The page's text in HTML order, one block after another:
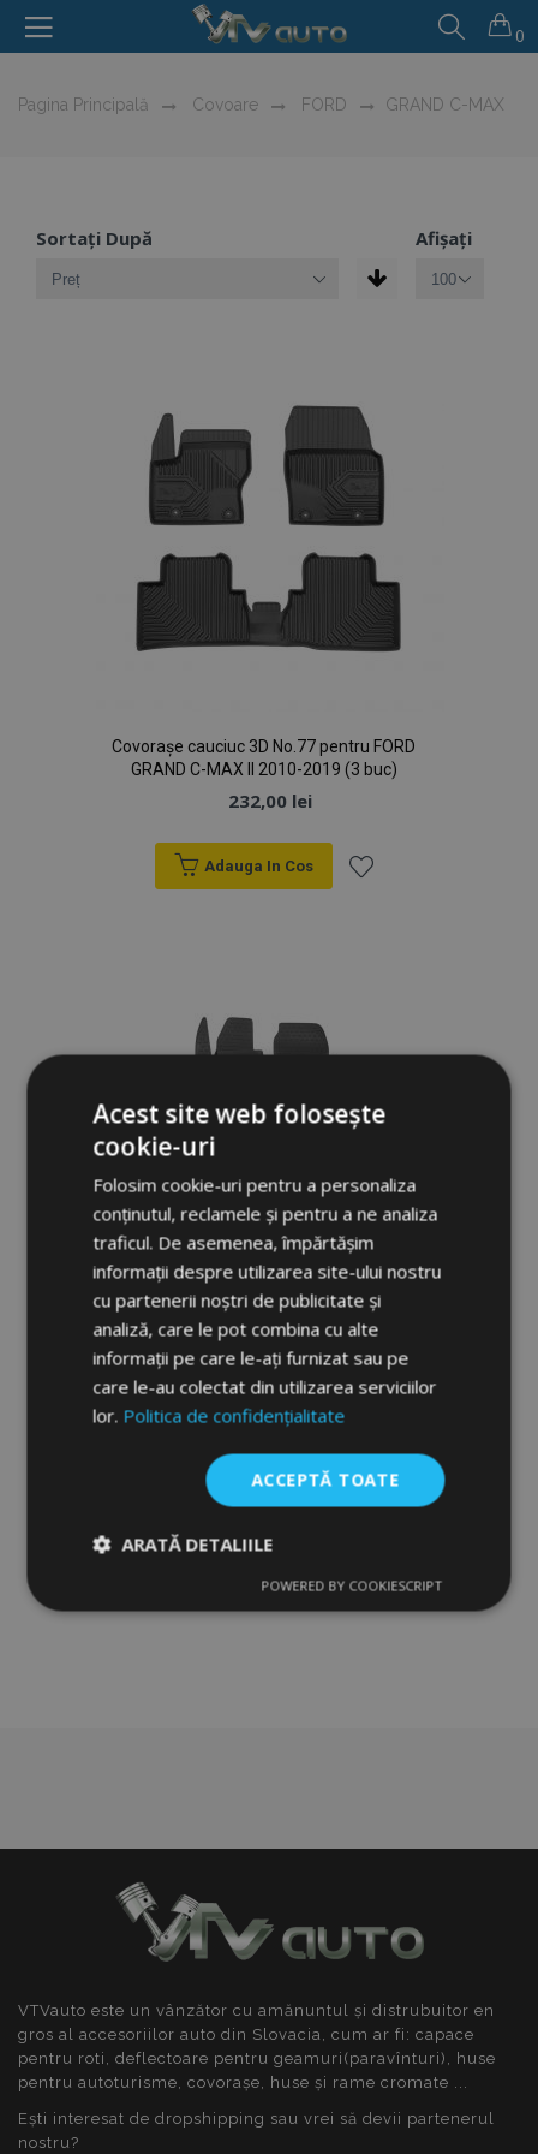
0
Pagina Principală Covoare FORD GRAND C-MAX
Sortați După Afișați
Covorașe cauciuc 3D No.77 pentru FORD
GRAND C-MAX II 2010-2019 (3 buc)
232,00 lei
Adauga In Cos
Covoare cauciuc pentru FORD GRAND C-
MAX 2010-up 5 buc
238,00 lei
Adauga In Cos
de
VTVauto este un vânzător cu amănuntul și distrubuitor en
gros al accesoriilor auto din Slovacia, cum ar fi: capace
pentru roti, deflectoare pentru geamuri(paravînturi), huse
pentru autoturisme, covorașe, huse și rame cromate ...
Ești interesat de dropshipping sau vrei să devii partenerul
nostru?
Acest site web folosește
cookie-uri
Folosim cookie-uri pentru a personaliza
conținutul, reclamele și pentru a ne analiza
traficul. De asemenea, împărtășim
informații despre utilizarea site-ului nostru
cu partenerii noștri de publicitate și
analiză, care le pot combina cu alte
informații pe care le-ați furnizat sau pe
care le-au colectat din utilizarea serviciilor
lor. Politica de confidențialitate
ACCEPTĂ TOATE
ARATĂ DETALIILE
necesare
De
performanță
De
targetare
De targetare
Cookie-urile strict necesare permit
contului. Site-ul web nu poate fi utilizat corect fără
cookie-uri strict necesare.
Nume
Furnizor/
Domeniu
product_data_storage
Adobe Inc.
POWERED BY COOKIESCRIPT